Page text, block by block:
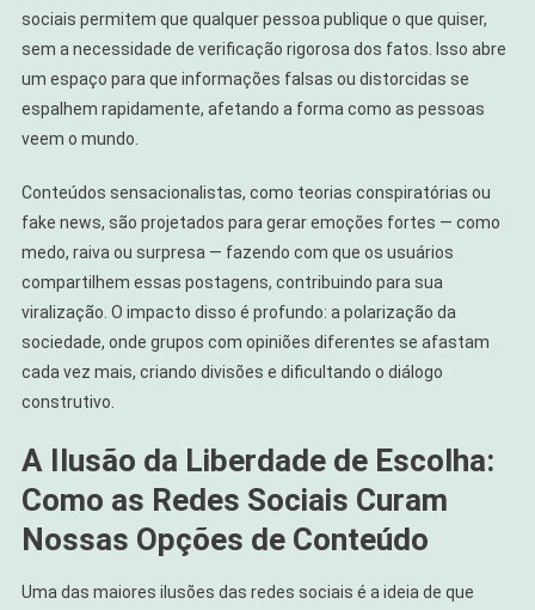
sociais permitem que qualquer pessoa publique o que quiser,
sem a necessidade de verificação rigorosa dos fatos. Isso abre
um espaço para que informações falsas ou distorcidas se
espalhem rapidamente, afetando a forma como as pessoas
veem o mundo.
Conteúdos sensacionalistas, como teorias conspiratórias ou
fake news, são projetados para gerar emoções fortes — como
medo, raiva ou surpresa — fazendo com que os usuários
compartilhem essas postagens, contribuindo para sua
viralização. O impacto disso é profundo: a polarização da
sociedade, onde grupos com opiniões diferentes se afastam
cada vez mais, criando divisões e dificultando o diálogo
construtivo.
A Ilusão da Liberdade de Escolha:
Como as Redes Sociais Curam
Nossas Opções de Conteúdo
Uma das maiores ilusões das redes sociais é a ideia de que